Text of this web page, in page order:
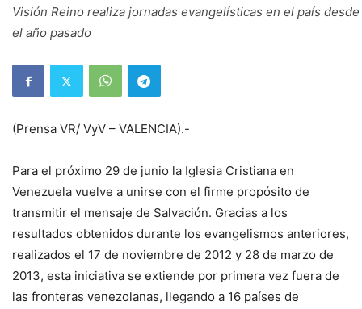
Visión Reino realiza jornadas evangelísticas en el país desde
el año pasado
(Prensa VR/ VyV – VALENCIA).-
Para el próximo 29 de junio la Iglesia Cristiana en
Venezuela vuelve a unirse con el firme propósito de
transmitir el mensaje de Salvación. Gracias a los
resultados obtenidos durante los evangelismos anteriores,
realizados el 17 de noviembre de 2012 y 28 de marzo de
2013, esta iniciativa se extiende por primera vez fuera de
las fronteras venezolanas, llegando a 16 países de